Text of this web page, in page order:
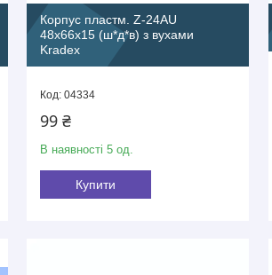
Корпус пластм. Z-24AU
48х66х15 (ш*д*в) з вухами
Kradex
04334
99 ₴
В наявності 5 од.
Купити